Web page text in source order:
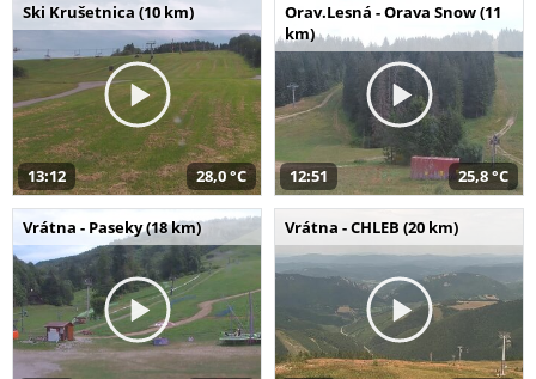
Ski Krušetnica (10 km)
13:12 28,0 °C
Orav.Lesná - Orava Snow (11
km)
12:51 25,8 °C
Vrátna - Paseky (18 km) Vrátna - CHLEB (20 km)